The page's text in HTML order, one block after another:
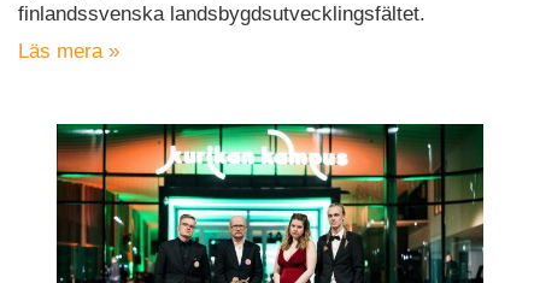
finlandssvenska landsbygdsutvecklingsfältet.
Läs mera »